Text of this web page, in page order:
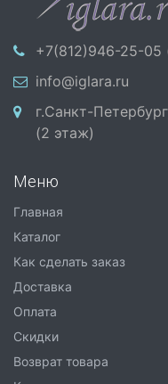
+7(812)946-25-05
info@iglara.ru
г.Санкт-
(2 этаж)
Меню
Главная
Каталог
Как сделать заказ
Доставка
Оплата
Скидки
Возврат товара